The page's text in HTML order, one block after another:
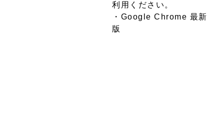
利用ください。
・Google Chrome 最新
版